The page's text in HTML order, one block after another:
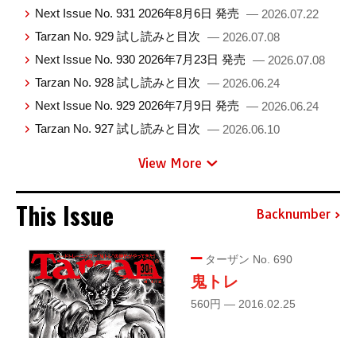
Next Issue No. 931 2026年8月6日 発売 — 2026.07.22
Tarzan No. 929 試し読みと目次 — 2026.07.08
Next Issue No. 930 2026年7月23日 発売 — 2026.07.08
Tarzan No. 928 試し読みと目次 — 2026.06.24
Next Issue No. 929 2026年7月9日 発売 — 2026.06.24
Tarzan No. 927 試し読みと目次 — 2026.06.10
View More
This Issue Backnumber
ターザン No. 690
鬼トレ
560円 — 2016.02.25